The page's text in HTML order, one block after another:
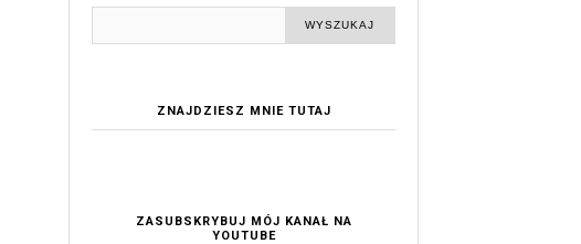
ZNAJDZIESZ MNIE TUTAJ
ZASUBSKRYBUJ MÓJ KANAŁ NA
YOUTUBE